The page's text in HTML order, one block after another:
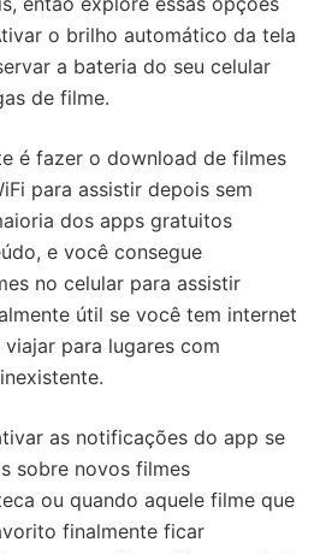
o brilho automático da tela
a bateria do seu celular
de filme.
é fazer o download de filmes
para assistir depois sem
dos apps gratuitos
e você consegue
no celular para assistir
útil se você tem internet
para lugares com
as notificações do app se
sobre novos filmes
ou quando aquele filme que
finalmente ficar